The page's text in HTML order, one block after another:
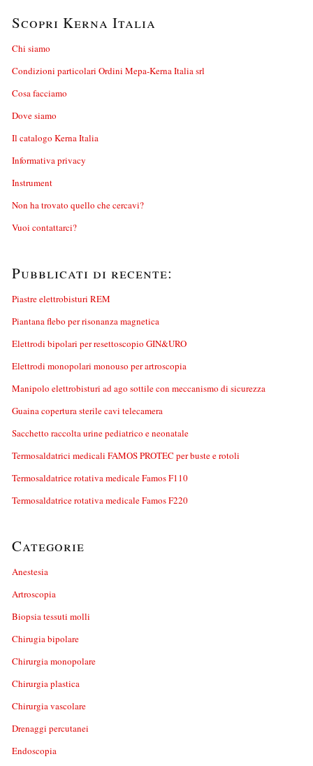
Scopri Kerna Italia
Chi siamo
Condizioni particolari Ordini Mepa-Kerna Italia srl
Cosa facciamo
Dove siamo
Il catalogo Kerna Italia
Informativa privacy
Instrument
Non ha trovato quello che cercavi?
Vuoi contattarci?
Pubblicati di recente:
Piastre elettrobisturi REM
Piantana flebo per risonanza magnetica
Elettrodi bipolari per resettoscopio GIN&URO
Elettrodi monopolari monouso per artroscopia
Manipolo elettrobisturi ad ago sottile con meccanismo di sicurezza
Guaina copertura sterile cavi telecamera
Sacchetto raccolta urine pediatrico e neonatale
Termosaldatrici medicali FAMOS PROTEC per buste e rotoli
Termosaldatrice rotativa medicale Famos F110
Termosaldatrice rotativa medicale Famos F220
Categorie
Anestesia
Artroscopia
Biopsia tessuti molli
Chirugia bipolare
Chirurgia monopolare
Chirurgia plastica
Chirurgia vascolare
Drenaggi percutanei
Endoscopia